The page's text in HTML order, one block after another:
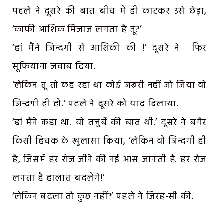
पहले ने दूसरे की बात बीच में ही काटकर उसे छेड़ा,
‘काफी आशिक मिजाज लगता है तू?’
‘हां मैंने जिन्दगी से आशिकी की !’ दूसरे ने फिर
सूफियाना जवाब दिया.
‘लेकिन तू तो कह रहा था कोई जरूरी नहीं जो जिया वो
जिन्दगी ही हो.’ पहले ने दूसरे को याद दिलाया.
‘हां मैंने कहा था. वो तजुर्बे की बात थी.’ दूसरे ने बगैर
किसी हिचक के खुलासा किया, ‘लेकिन वो जिन्दगी ही
है, जिसमें हर रोज जीने की नई आस जागती है. हर रोज
लगता है हालात बदलेंगे!’
‘लेकिन बदला तो कुछ नहीं?’ पहले ने जिरह-सी की.